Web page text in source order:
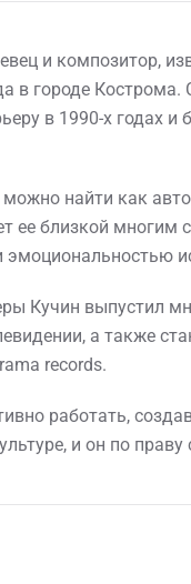
и композитор,
в городе
в 1990-х годах
найти как
ее близкой
эмоциональностью
Кучин выпустил
а также
records.
работать,
и он по